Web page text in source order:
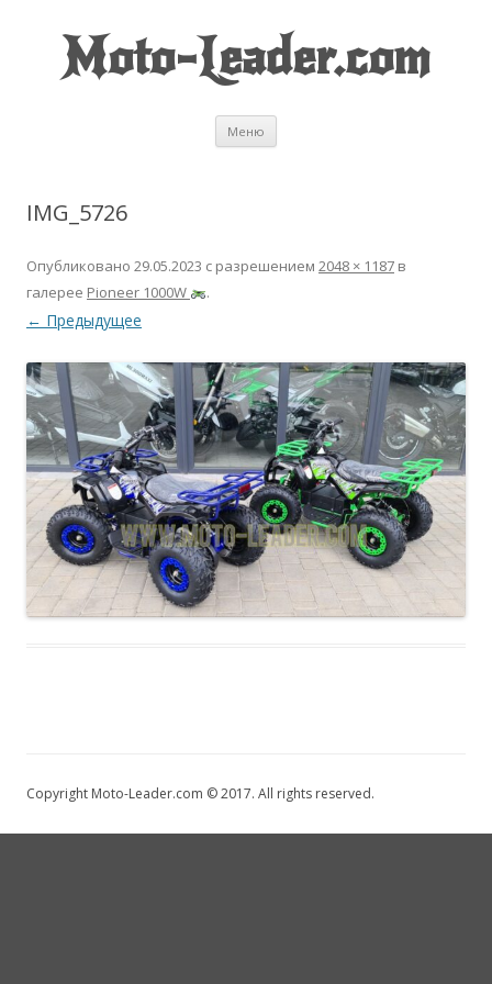
Moto-Leader.com
Меню
IMG_5726
Опубликовано 29.05.2023 с разрешением 2048 × 1187 в
галерее Pioneer 1000W .
← Предыдущее
Copyright Moto-Leader.com © 2017. All rights reserved.